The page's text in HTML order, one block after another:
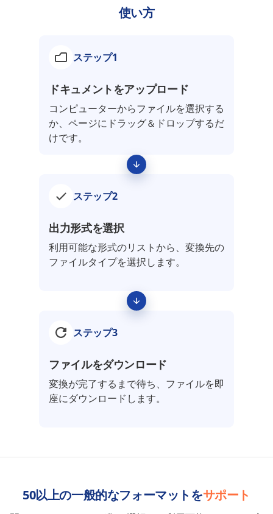
使い方
ステップ1
ドキュメントをアップロード
コンピューターからファイルを選択する
か、ページにドラッグ＆ドロップするだ
けです。
ステップ2
出力形式を選択
利用可能な形式のリストから、変換先の
ファイルタイプを選択します。
ステップ3
ファイルをダウンロード
変換が完了するまで待ち、ファイルを即
座にダウンロードします。
50以上の一般的なフォーマットをサポート